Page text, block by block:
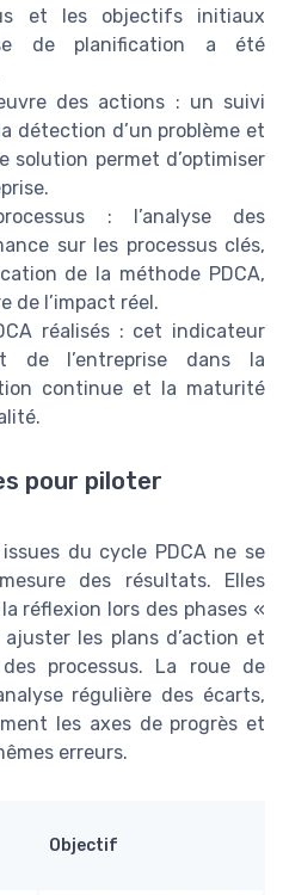
et les objectifs initiaux
de planification a été
des actions : un suivi
détection d’un problème et
solution permet d’optimiser
: l’analyse des
sur les processus clés,
de la méthode PDCA,
de l’impact réel.
réalisés : cet indicateur
de l’entreprise dans la
continue et la maturité
pour piloter
du cycle PDCA ne se
des résultats. Elles
réflexion lors des phases «
les plans d’action et
processus. La roue de
régulière des écarts,
les axes de progrès et
erreurs.
Objectif